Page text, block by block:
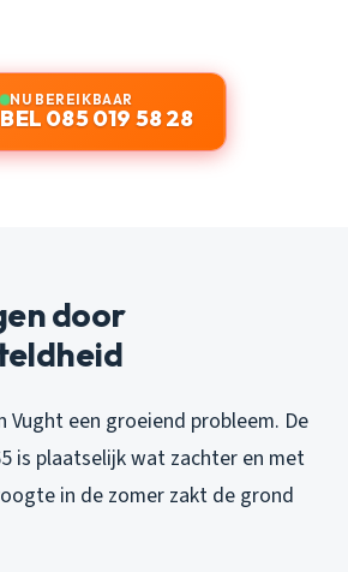
NU BEREIKBAAR
BEL 085 019 58 28
door
Vught een groeiend probleem. De
is plaatselijk wat zachter en met
in de zomer zakt de grond